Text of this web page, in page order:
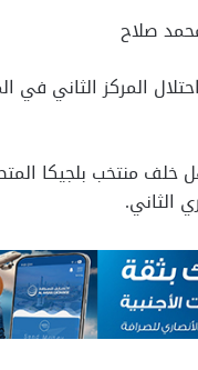
صلاح
المركز الثاني
الثاني.